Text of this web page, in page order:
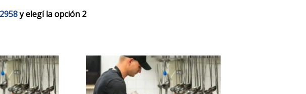
y elegí la opción 2